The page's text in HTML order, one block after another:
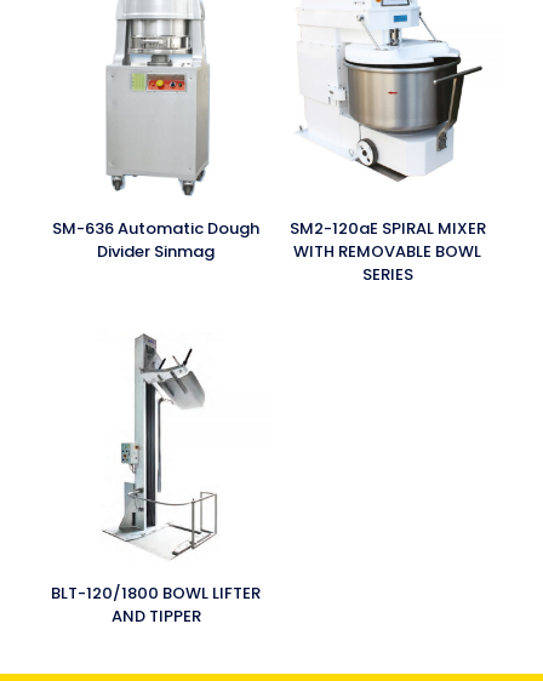
SM-636 Automatic Dough
Divider Sinmag
SM2-120aE SPIRAL MIXER
WITH REMOVABLE BOWL
SERIES
BLT-120/1800 BOWL LIFTER
AND TIPPER